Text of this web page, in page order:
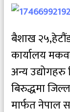
बैशाख
कार्यालय
अन्य उद्योगहरु
बिरुद्धमा
मार्फत नेपाल